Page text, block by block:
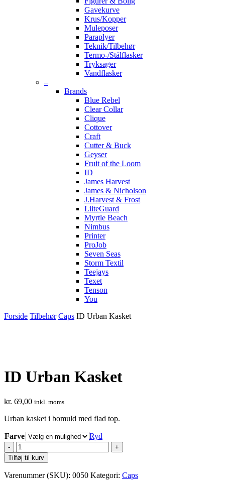
Gavekurve
Krus/Kopper
Muleposer
Paraplyer
Teknik/Tilbehør
Termo-/Stålflasker
Tryksager
Vandflasker
–
Brands
Blue Rebel
Clear Collar
Clique
Cottover
Craft
Cutter & Buck
Geyser
Fruit of the Loom
ID
James Harvest
James & Nicholson
J.Harvest & Frost
LiiteGuard
Myrtle Beach
Nimbus
Printer
ProJob
Seven Seas
Storm Textil
Teejays
Texet
Tenson
You
Forside Tilbehør Caps ID Urban Kasket
ID Urban Kasket
kr. 69,00 inkl. moms
Urban kasket i bomuld med flad top.
Farve
Ryd
ID
Urban
Kasket
antal
Tilføj til kurv
Varenummer (SKU): 0050 Kategori: Caps